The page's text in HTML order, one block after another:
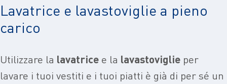
Lavatrice e lavastoviglie a pieno
carico
Utilizzare la lavatrice e la lavastoviglie per
lavare i tuoi vestiti e i tuoi piatti è già di per sé un